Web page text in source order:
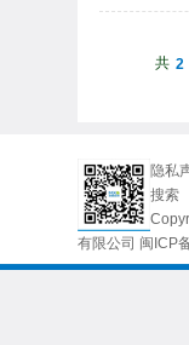
共 2
隐私
搜索
有限公司 闽ICP